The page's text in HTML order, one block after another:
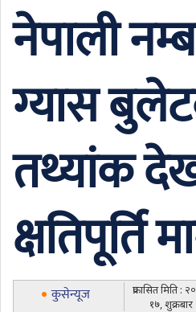
नेपाली
ग्यास
तथ्यांक
क्षतिपूर्ति
कुसेन्यूज
प्रकासित मिति :
१७,